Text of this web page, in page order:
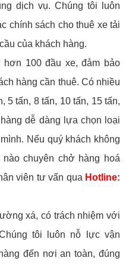
dịch vụ. Chúng tôi luôn
chính sách cho thuê xe tải
của khách hàng.
100 đầu xe, đảm bảo
hàng cần thuê. Có nhiều
5 tấn, 8 tấn, 10 tấn, 15 tấn,
dễ dàng lựa chọn loại
Nếu quý khách không
chuyên chở hàng hoá
viên tư vấn qua Hotline:
xá, có trách nhiệm với
tôi luôn nỗ lực vận
đến nơi an toàn, đúng